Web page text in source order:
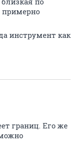
примерно
инструмент как
границ. Его же